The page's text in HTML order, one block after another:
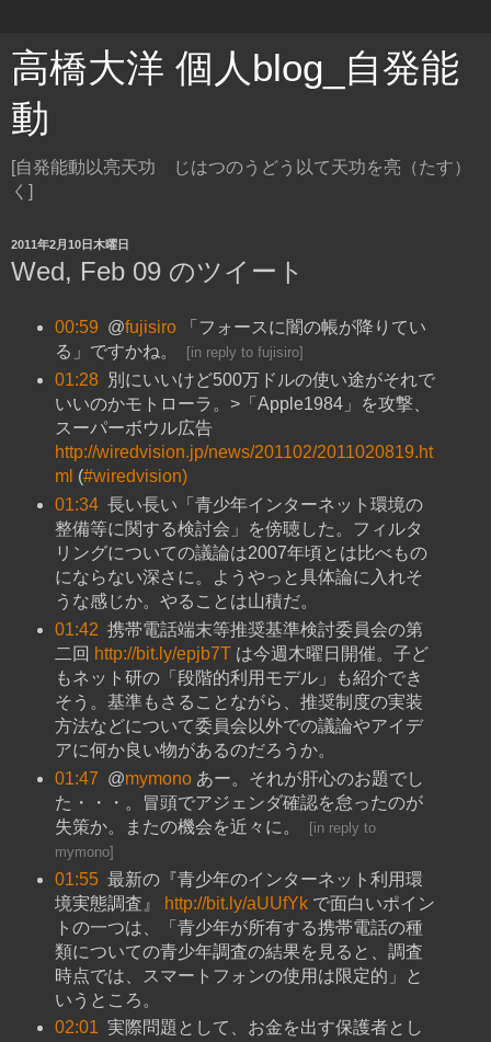
高橋大洋 個人blog_自発能
動
[自発能動以亮天功 じはつのうどう以て天功を亮（たす）
く]
2011年2月10日木曜日
Wed, Feb 09 のツイート
00:59 @fujisiro「フォースに闇の帳が降りてい
る」ですかね。
[in reply to fujisiro]
01:28
別にいいけど500万ドルの使い途がそれで
いいのかモトローラ。>「Apple1984」を攻撃、
スーパーボウル広告
http://wiredvision.jp/news/201102/2011020819.ht
ml (#wiredvision)
01:34 長い長い「青少年インターネット環境の
整備等に関する検討会」を傍聴した。フィルタ
リングについての議論は2007年頃とは比べもの
にならない深さに。ようやっと具体論に入れそ
うな感じか。やることは山積だ。
01:42 携帯電話端末等推奨基準検討委員会の第
二回 http://bit.ly/epjb7Tは今週木曜日開催。子ど
もネット研の「段階的利用モデル」も紹介でき
そう。基準もさることながら、推奨制度の実装
方法などについて委員会以外での議論やアイデ
アに何か良い物があるのだろうか。
01:47 @mymonoあー。それが肝心のお題でし
た・・・。冒頭でアジェンダ確認を怠ったのが
失策か。またの機会を近々に。
[in reply to
mymono]
01:55 最新の『青少年のインターネット利用環
境実態調査』
http://bit.ly/aUUfYkで面白いポイン
トの一つは、「青少年が所有する携帯電話の種
類についての青少年調査の結果を見ると、調査
時点では、スマートフォンの使用は限定的」と
いうところ。
02:01 実際問題として、お金を出す保護者とし